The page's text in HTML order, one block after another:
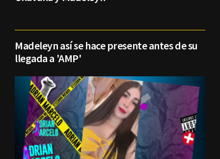
Madeleyn así se hace presente antes de su
llegada a 'AMP'